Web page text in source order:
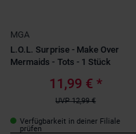
MGA
L.O.L. Surprise - Make Over
Mermaids - Tots - 1 Stück
11,99 € *
UVP 12,99 €
Verfügbarkeit in deiner Filiale
prüfen